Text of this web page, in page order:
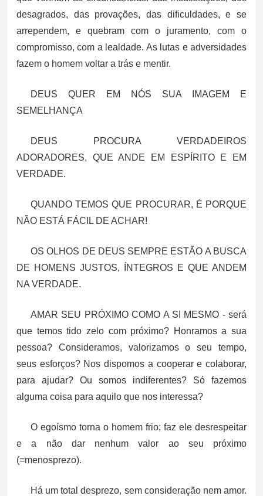
desagrados, das provações, das dificuldades, e se
arrependem, e quebram com o juramento, com o
compromisso, com a lealdade. As lutas e adversidades
fazem o homem voltar a trás e mentir.
DEUS QUER EM NÓS SUA IMAGEM E
SEMELHANÇA
DEUS PROCURA VERDADEIROS
ADORADORES, QUE ANDE EM ESPÍRITO E EM
VERDADE.
QUANDO TEMOS QUE PROCURAR, É PORQUE
NÃO ESTÁ FÁCIL DE ACHAR!
OS OLHOS DE DEUS SEMPRE ESTÃO A BUSCA
DE HOMENS JUSTOS, ÍNTEGROS E QUE ANDEM
NA VERDADE.
AMAR SEU PRÓXIMO COMO A SI MESMO - será
que temos tido zelo com próximo? Honramos a sua
pessoa? Consideramos, valorizamos o seu tempo,
seus esforços? Nos dispomos a cooperar e colaborar,
para ajudar? Ou somos indiferentes? Só fazemos
alguma coisa para aquilo que nos interessa?
O egoísmo torna o homem frio; faz ele desrespeitar
e a não dar nenhum valor ao seu próximo
(=menosprezo).
Há um total desprezo, sem consideração nem amor.